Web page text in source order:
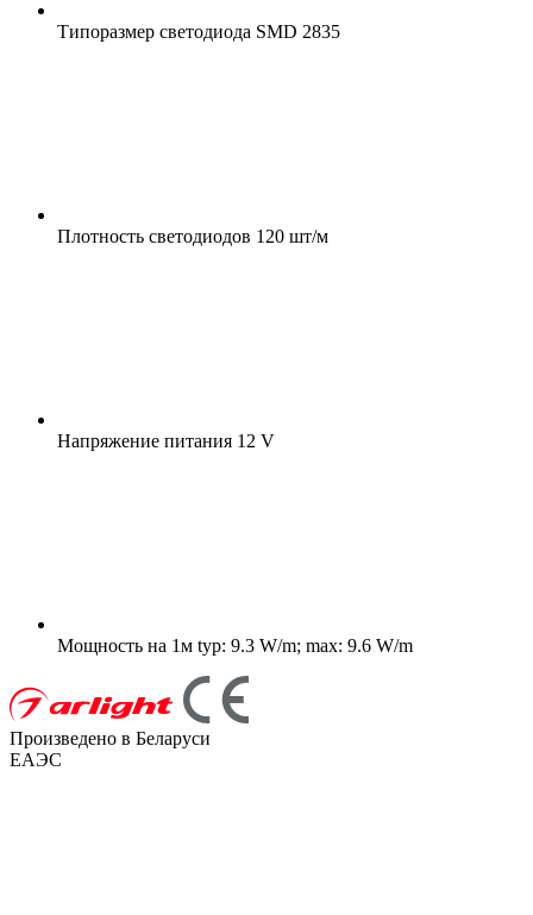
Типоразмер светодиода SMD 2835
Плотность светодиодов 120 шт/м
Напряжение питания 12 V
Мощность на 1м typ: 9.3 W/m; max: 9.6 W/m
Произведено в Беларуси
ЕАЭС